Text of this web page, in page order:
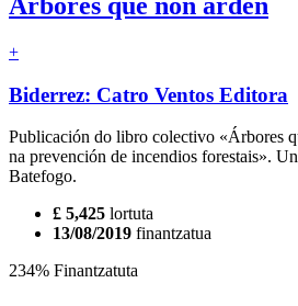
+
Biderrez: Catro Ventos Editora
Publicación do libro colectivo «Árbores
na prevención de incendios forestais».
Batefogo.
£ 5,425 lortuta
13/08/2019 finantzatua
234% Finantzatuta